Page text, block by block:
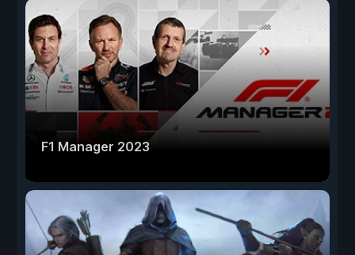
F1 Manager 2023